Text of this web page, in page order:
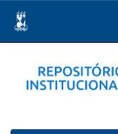
navigation